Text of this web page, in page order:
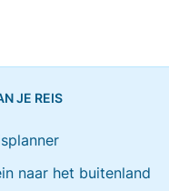
JE REIS
naar het buitenland